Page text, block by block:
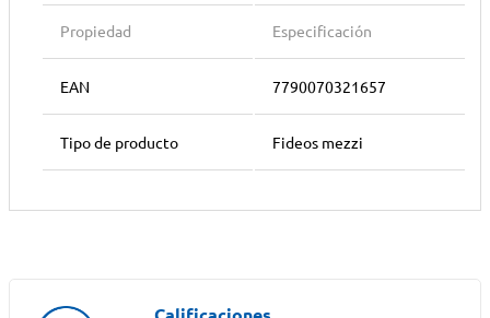
Propiedad Especificación
EAN 7790070321657
Tipo de producto Fideos mezzi